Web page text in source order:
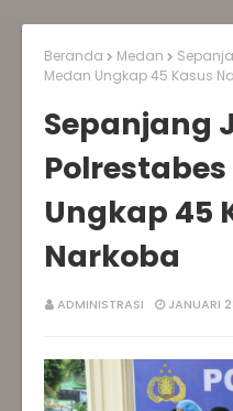
Beranda Medan
Medan Ungkap 45 Kasus
Sepanjang
Ungkap 45
Narkoba
ADMINISTRASI JANUARI